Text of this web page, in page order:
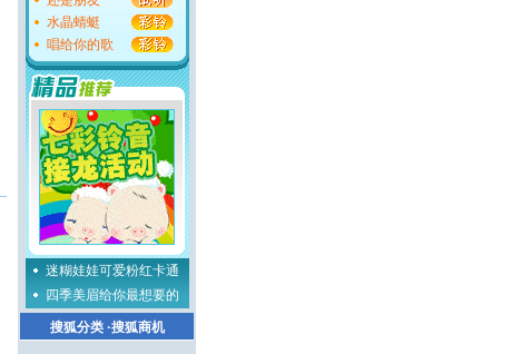
水晶蜻蜓
唱给你的歌
迷糊娃娃可爱粉红卡通
四季美眉给你最想要的
搜狐分类·搜狐商机